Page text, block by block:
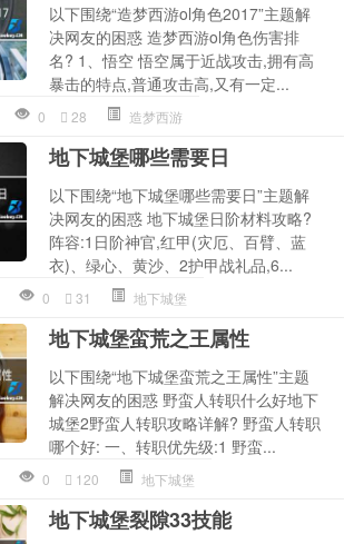
以下围绕“造梦西游ol角色2017”主题解
决网友的困惑 造梦西游ol角色伤害排
名? 1、悟空 悟空属于近战攻击,拥有高
暴击的特点,普通攻击高,又有一定...
0 28 造梦西游
地下城堡哪些需要日
以下围绕“地下城堡哪些需要日”主题解
决网友的困惑 地下城堡日阶材料攻略?
阵容:1日阶神官,红甲(灾厄、百臂、蓝
衣)、绿心、黄沙、2护甲战礼品,6...
0 31 地下城堡
地下城堡蛮荒之王属性
以下围绕“地下城堡蛮荒之王属性”主题
解决网友的困惑 野蛮人转职什么好地下
城堡2野蛮人转职攻略详解? 野蛮人转职
哪个好: 一、转职优先级:1 野蛮...
0 120 地下城堡
地下城堡裂隙33技能